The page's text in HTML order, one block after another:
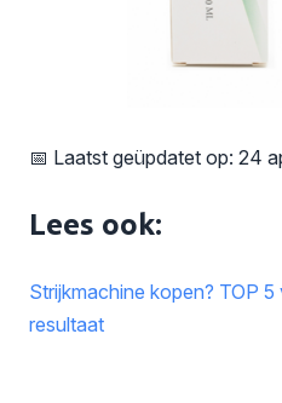
📅 Laatst geüpdatet op: 24
Lees ook:
Strijkmachine kopen? TOP
resultaat